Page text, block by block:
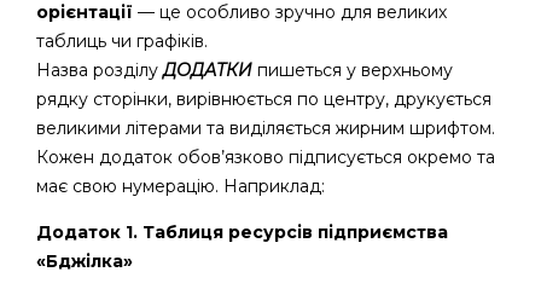
орієнтації — це особливо зручно для великих
таблиць чи графіків.
Назва розділуДОДАТКИ пишеться у верхньому
рядку сторінки, вирівнюється по центру, друкується
великими літерами та виділяється жирним шрифтом.
Кожен додаток обов’язково підписується окремо та
має свою нумерацію. Наприклад:
Додаток 1. Таблиця ресурсів підприємства
«Бджілка»